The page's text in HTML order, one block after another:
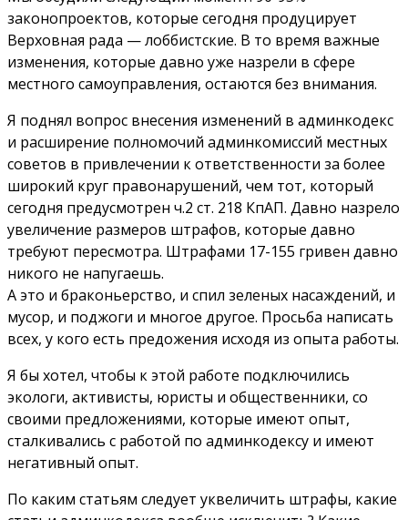
законопроектов, которые сегодня продуцирует
Верховная рада — лоббистские. В то время важные
изменения, которые давно уже назрели в сфере
местного самоуправления, остаются без внимания.
Я поднял вопрос внесения изменений в админкодекс
и расширение полномочий админкомиссий местных
советов в привлечении к ответственности за более
широкий круг правонарушений, чем тот, который
сегодня предусмотрен ч.2 ст. 218 КпАП. Давно назрело
увеличение размеров штрафов, которые давно
требуют пересмотра. Штрафами 17-155 гривен давно
никого не напугаешь.
А это и браконьерство, и спил зеленых насаждений, и
мусор, и поджоги и многое другое. Просьба написать
всех, у кого есть предожения исходя из опыта работы.
Я бы хотел, чтобы к этой работе подключились
экологи, активисты, юристы и общественники, со
своими предложениями, которые имеют опыт,
сталкивались с работой по админкодексу и имеют
негативный опыт.
По каким статьям следует уквеличить штрафы, какие